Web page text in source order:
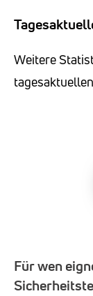
Weitere
tagesaktuellen
Für wen